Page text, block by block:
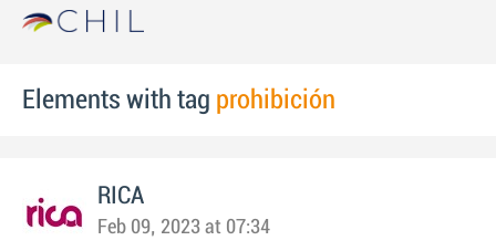
Elements with tag prohibición
RICA
Feb 09, 2023 at 07:34